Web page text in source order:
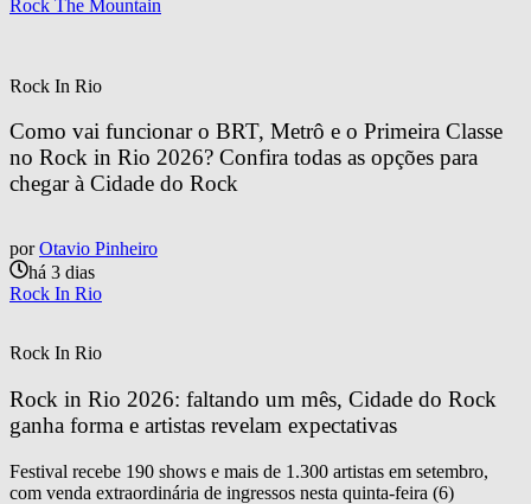
Rock The Mountain
Rock In Rio
Como vai funcionar o BRT, Metrô e o Primeira Classe
no Rock in Rio 2026? Confira todas as opções para
chegar à Cidade do Rock
por Otavio Pinheiro
há 3 dias
Rock In Rio
Rock In Rio
Rock in Rio 2026: faltando um mês, Cidade do Rock
ganha forma e artistas revelam expectativas
Festival recebe 190 shows e mais de 1.300 artistas em setembro,
com venda extraordinária de ingressos nesta quinta-feira (6)